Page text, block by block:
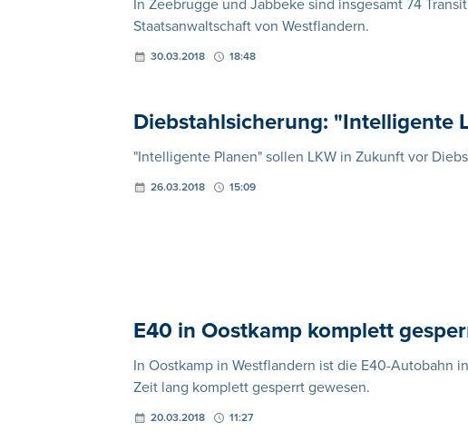
In Zeebrugge und Jabbeke sind insgesamt 74
Staatsanwaltschaft von Westflandern.
30.03.2018 18:48
Diebstahlsicherung: "Intelligente
"Intelligente Planen" sollen LKW in Zukunft vor
26.03.2018 15:09
E40 in Oostkamp komplett
In Oostkamp in Westflandern ist die E40-Autobahn
Zeit lang komplett gesperrt gewesen.
20.03.2018 11:27